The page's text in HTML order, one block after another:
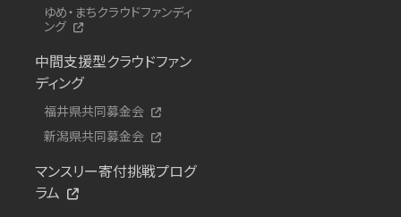
ゆめ・まちクラウドファンディ
ング
中間支援型クラウドファン
ディング
福井県共同募金会
新潟県共同募金会
マンスリー寄付挑戦プログ
ラム